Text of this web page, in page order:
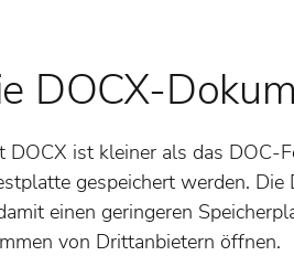
DOCX-
ist kleiner als das DOC-
gespeichert werden.
einen geringeren
von Drittanbietern öffnen.